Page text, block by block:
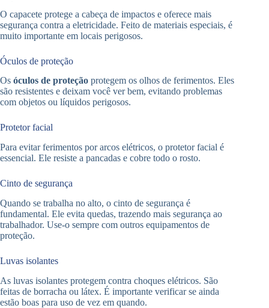
O capacete protege a cabeça de impactos e oferece mais
segurança contra a eletricidade. Feito de materiais especiais, é
muito importante em locais perigosos.
Óculos de proteção
Os óculos de proteção protegem os olhos de ferimentos. Eles
são resistentes e deixam você ver bem, evitando problemas
com objetos ou líquidos perigosos.
Protetor facial
Para evitar ferimentos por arcos elétricos, o protetor facial é
essencial. Ele resiste a pancadas e cobre todo o rosto.
Cinto de segurança
Quando se trabalha no alto, o cinto de segurança é
fundamental. Ele evita quedas, trazendo mais segurança ao
trabalhador. Use-o sempre com outros equipamentos de
proteção.
Luvas isolantes
As luvas isolantes protegem contra choques elétricos. São
feitas de borracha ou látex. É importante verificar se ainda
estão boas para uso de vez em quando.